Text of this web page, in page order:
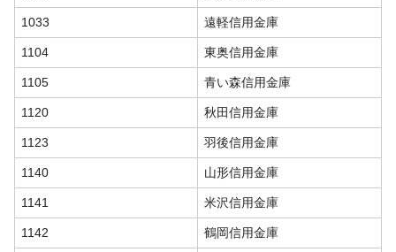
1033 遠軽信用金庫
1104 東奥信用金庫
1105 青い森信用金庫
1120 秋田信用金庫
1123 羽後信用金庫
1140 山形信用金庫
1141 米沢信用金庫
1142 鶴岡信用金庫